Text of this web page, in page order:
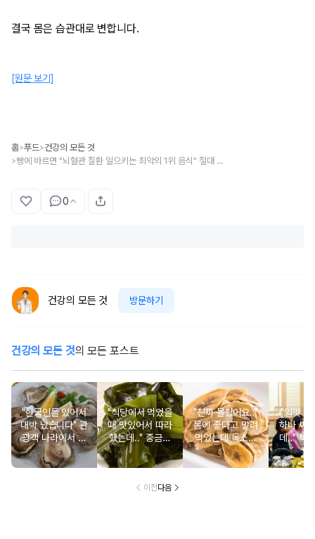
결국 몸은 습관대로 변합니다.
[원문 보기]
홈>푸드>건강의 모든 것
> 빵에 바르면 "뇌혈관 질환 일으키는 최악의 1위 음식" 절대 먹지 마세요
0
건강의 모든 것 방문하기
건강의 모든 것의 모든 포스트
"한국인들 있어서
대박 났습니다" 관
광객 나라에서 남
녀노소 보양식처
럼 먹는 음식
"식당에서 먹었을
때 맛있어서 따라
했는데.." 중금속
싹 다 빠질 줄 몰
랐어요
"진짜 몰랐어요.."
몸에 좋다고 말려
먹었는데 독소를
먹고 있었던 의외
의 음식
"입맛 없
하나 싸
데.." 북
외로 안
건
이전다음